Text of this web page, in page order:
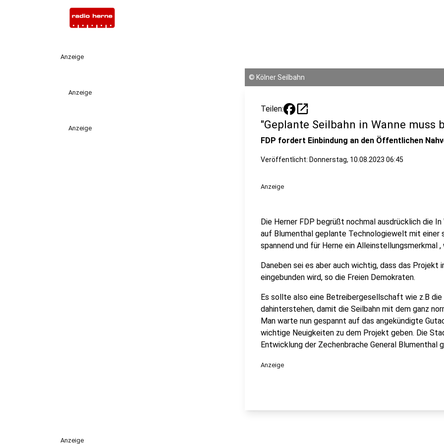
Anzeige
Anzeige
Anzeige
© Kölner Seilbahn
Teilen: open_in_new
"Geplante Seilbahn in Wanne muss
FDP fordert Einbindung an den Öffentlichen
Veröffentlicht: Donnerstag, 10.08.2023 06:45
Anzeige
Die Herner FDP begrüßt nochmal ausdrücklich die
auf Blumenthal geplante Technologiewelt mit einer
spannend und für Herne ein Alleinstellungsmerkmal ,
Daneben sei es aber auch wichtig, dass das Projekt
eingebunden wird, so die Freien Demokraten.
Es sollte also eine Betreibergesellschaft wie z.B die
dahinterstehen, damit die Seilbahn mit dem ganz
Man warte nun gespannt auf das angekündigte
wichtige Neuigkeiten zu dem Projekt geben. Die
Entwicklung der Zechenbrache General Blumenthal
Anzeige
Anzeige